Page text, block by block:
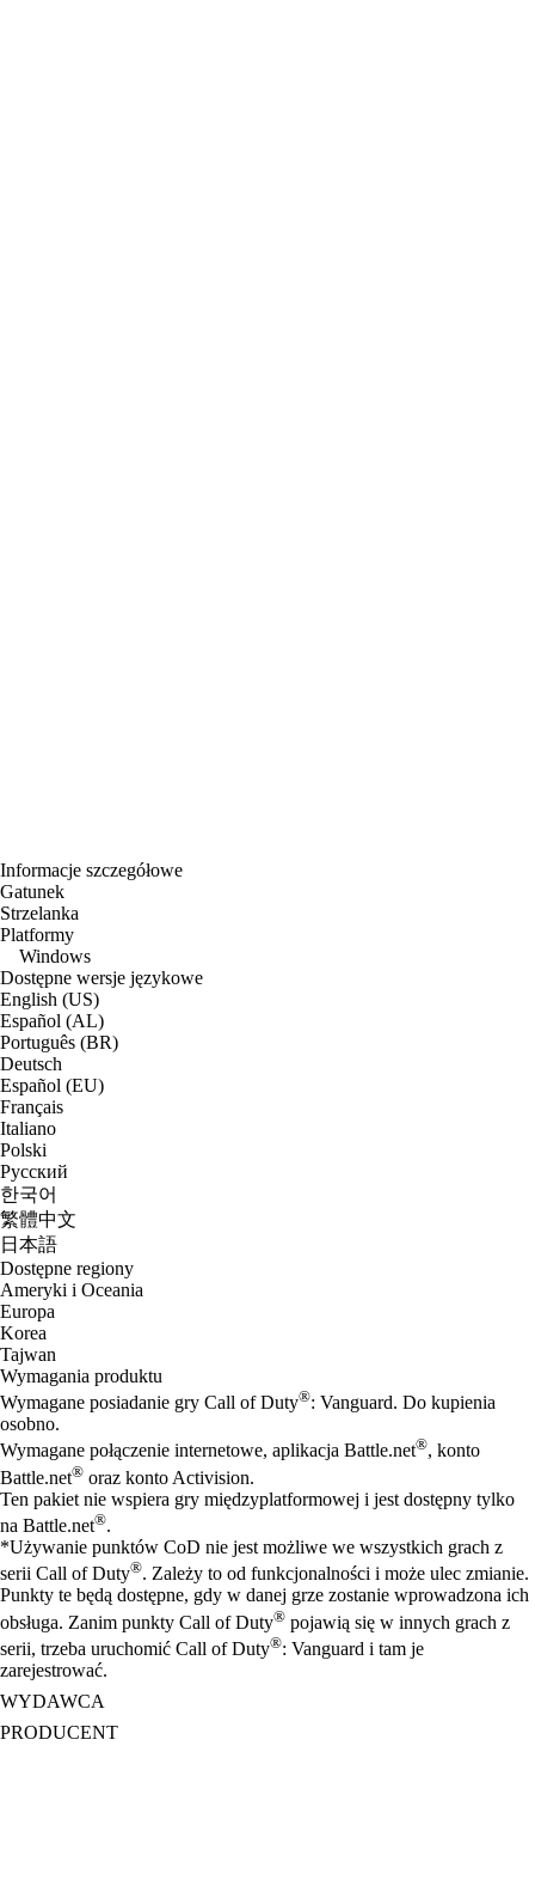
Informacje szczegółowe
Gatunek
Strzelanka
Platformy
Windows
Dostępne wersje językowe
English (US)
Español (AL)
Português (BR)
Deutsch
Español (EU)
Français
Italiano
Polski
Русский
한국어
繁體中文
日本語
Dostępne regiony
Ameryki i Oceania
Europa
Korea
Tajwan
Wymagania produktu
Wymagane posiadanie gry Call of Duty®: Vanguard. Do kupienia
osobno.
Wymagane połączenie internetowe, aplikacja Battle.net®, konto
Battle.net® oraz konto Activision.
Ten pakiet nie wspiera gry międzyplatformowej i jest dostępny tylko
na Battle.net®.
*Używanie punktów CoD nie jest możliwe we wszystkich grach z
serii Call of Duty®. Zależy to od funkcjonalności i może ulec zmianie.
Punkty te będą dostępne, gdy w danej grze zostanie wprowadzona ich
obsługa. Zanim punkty Call of Duty® pojawią się w innych grach z
serii, trzeba uruchomić Call of Duty®: Vanguard i tam je
zarejestrować.
WYDAWCA
PRODUCENT